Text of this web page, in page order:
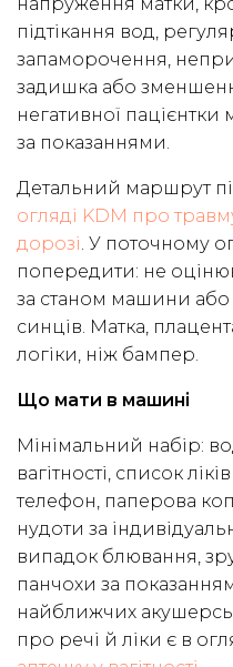
підтікання вод,
запаморочення,
задишка або
негативної
за показаннями.
Детальний маршрут
огляді KDM про
дорозі. У поточному
попередити: не
за станом машини або
синців. Матка,
логіки, ніж бампер.
Що мати в машині
Мінімальний набір:
вагітності, список
телефон, паперова
нудоти за
випадок блювання,
панчохи за
найближчих
про речі й ліки є в